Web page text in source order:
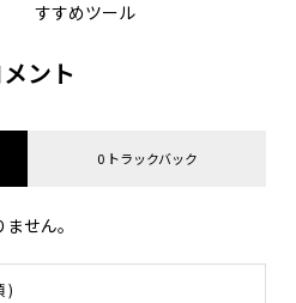
すすめツール
ント
0 トラックバック
せん。
)